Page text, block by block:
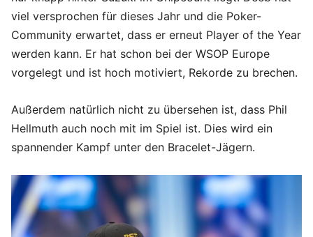
viel versprochen für dieses Jahr und die Poker-
Community erwartet, dass er erneut Player of the Year
werden kann. Er hat schon bei der WSOP Europe
vorgelegt und ist hoch motiviert, Rekorde zu brechen.
Außerdem natürlich nicht zu übersehen ist, dass Phil
Hellmuth auch noch mit im Spiel ist. Dies wird ein
spannender Kampf unter den Bracelet-Jägern.